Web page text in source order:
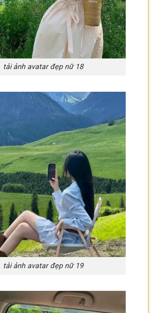
tải ảnh avatar đẹp nữ 18
tải ảnh avatar đẹp nữ 19